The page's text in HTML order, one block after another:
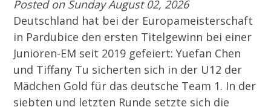
Posted on Sunday August 02, 2026
Deutschland hat bei der Europameisterschaft
in Pardubice den ersten Titelgewinn bei einer
Junioren-EM seit 2019 gefeiert: Yuefan Chen
und Tiffany Tu sicherten sich in der U12 der
Mädchen Gold für das deutsche Team 1. In der
siebten und letzten Runde setzte sich die